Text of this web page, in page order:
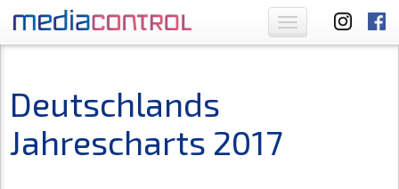
Toggle
navigation
Deutschlands
Jahrescharts 2017